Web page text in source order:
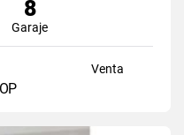
8
Garaje
Venta